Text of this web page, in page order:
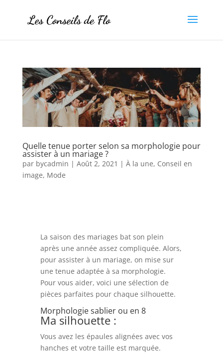
Quelle tenue porter selon sa morphologie pour
assister à un mariage ?
par bycadmin | Août 2, 2021 | À la une, Conseil en
image, Mode
La saison des mariages bat son plein
après une année assez compliquée. Alors,
pour assister à un mariage, on mise sur
une tenue adaptée à sa morphologie.
Pour vous aider, voici une sélection de
pièces parfaites pour chaque silhouette.
Morphologie sablier ou en 8
Ma silhouette :
Vous avez les épaules alignées avec vos
hanches et votre taille est marquée.